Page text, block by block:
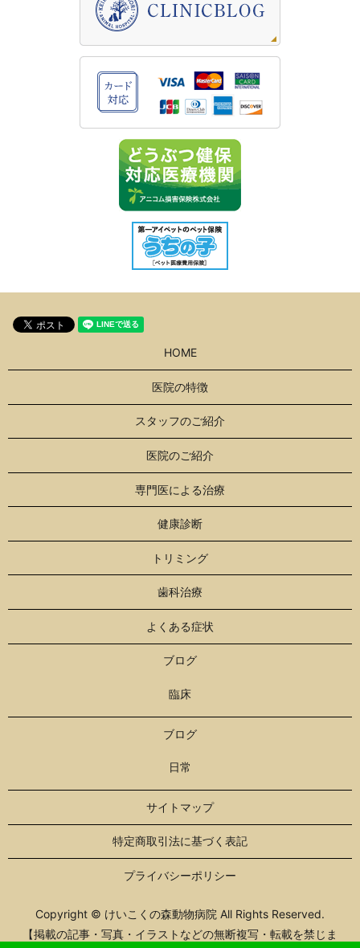
HOME
医院の特徴
スタッフのご紹介
医院のご紹介
専門医による治療
健康診断
トリミング
歯科治療
よくある症状
ブログ
臨床
ブログ
日常
サイトマップ
特定商取引法に基づく表記
プライバシーポリシー
Copyright © けいこくの森動物病院 All Rights Reserved.
【掲載の記事・写真・イラストなどの無断複写・転載を禁じま